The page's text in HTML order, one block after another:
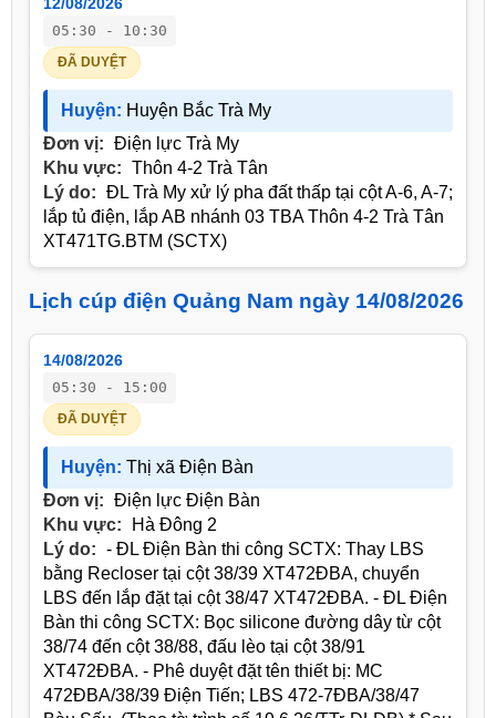
05:30 - 10:30
ĐÃ DUYỆT
Huyện: Huyện Bắc Trà My
Đơn vị: Điện lực Trà My
Khu vực: Thôn 4-2 Trà Tân
Lý do: ĐL Trà My xử lý pha đất thấp tại cột A-6, A-7;
lắp tủ điện, lắp AB nhánh 03 TBA Thôn 4-2 Trà Tân
XT471TG.BTM (SCTX)
Lịch cúp điện Quảng Nam ngày 14/08/2026
14/08/2026
05:30 - 15:00
ĐÃ DUYỆT
Huyện: Thị xã Điện Bàn
Đơn vị: Điện lực Điện Bàn
Khu vực:
Hà Đông 2
Lý do: - ĐL Điện Bàn thi công SCTX: Thay LBS
bằng Recloser tại cột 38/39 XT472ĐBA, chuyển
LBS đến lắp đặt tại cột 38/47 XT472ĐBA. - ĐL Điện
Bàn thi công SCTX: Bọc silicone đường dây từ cột
38/74 đến cột 38/88, đấu lèo tại cột 38/91
XT472ĐBA. - Phê duyệt đặt tên thiết bị: MC
472ĐBA/38/39 Điện Tiến; LBS 472-7ĐBA/38/47